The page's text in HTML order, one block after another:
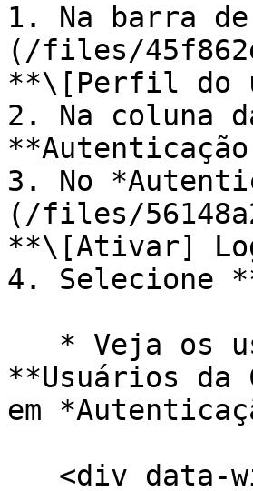
1. Na barra
(/files/
**\[Perfil do
2. Na coluna
3. No
(/files/
**\[Ativar]
4. Selecione
**Usuários
em